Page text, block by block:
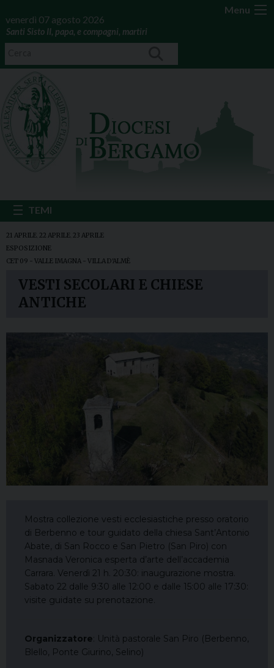
Menu
venerdì 07 agosto 2026
Santi Sisto II, papa, e compagni, martiri
21 APRILE 22 APRILE 23 APRILE
ESPOSIZIONE
CET 09 - VALLE IMAGNA - VILLA D'ALMÈ
VESTI SECOLARI E CHIESE
ANTICHE
Mostra collezione vesti ecclesiastiche presso oratorio
di Berbenno e tour guidato della chiesa Sant’Antonio
Abate, di San Rocco e San Pietro (San Piro) con
Masnada Veronica esperta d’arte dell’accademia
Carrara. Venerdì 21 h. 20:30: inaugurazione mostra.
Sabato 22 dalle 9:30 alle 12:00 e dalle 15:00 alle 17:30:
visite guidate su prenotazione.
Organizzatore: Unità pastorale San Piro (Berbenno,
Blello, Ponte Giurino, Selino)